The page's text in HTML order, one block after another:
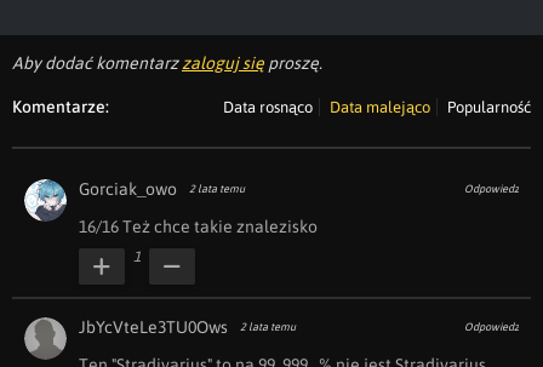
Aby dodać komentarzzaloguj się proszę.
Komentarze: Data rosnąco Data malejąco Popularność
Gorciak_owo 2 lata temu Odpowiedz
16/16 Też chce takie znalezisko
1
JbYcVteLe3TU0Ows 2 lata temu Odpowiedz